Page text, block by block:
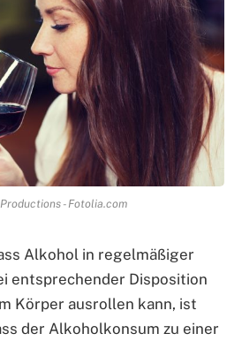
- Fotolia.com
Alkohol in regelmäßiger
entsprechender Disposition
Körper ausrollen kann, ist
der Alkoholkonsum zu einer